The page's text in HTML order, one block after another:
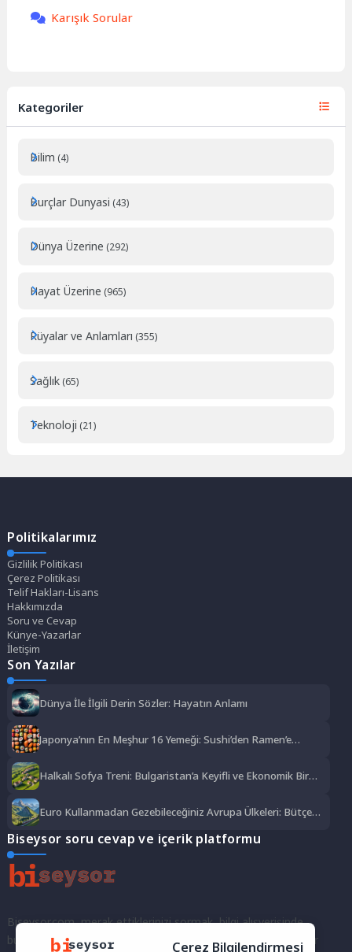
Karışık Sorular
Kategoriler
Bilim (4)
Burçlar Dunyasi (43)
Dünya Üzerine (292)
Hayat Üzerine (965)
Rüyalar ve Anlamları (355)
Sağlık (65)
Teknoloji (21)
Politikalarımız
Gizlilik Politikası
Çerez Politikası
Telif Hakları-Lisans
Hakkımızda
Soru ve Cevap
Künye-Yazarlar
İletişim
Son Yazılar
Dünya İle İlgili Derin Sözler: Hayatın Anlamı
Japonya’nın En Meşhur 16 Yemeği: Sushi’den Ramen’e
Halkalı Sofya Treni: Bulgaristan’a Keyifli ve Ekonomik Bir
Euro Kullanmadan Gezebileceğiniz Avrupa Ülkeleri: Bütçe
Biseysor soru cevap ve içerik platformu
Biseysor.com, merak ettiklerinizi sormak, bilgi alışverişinde
bulunmak ve fikirlerinizi paylaşmak için bir araya geldiğimiz bir
Çerez Bilgilendirmesi